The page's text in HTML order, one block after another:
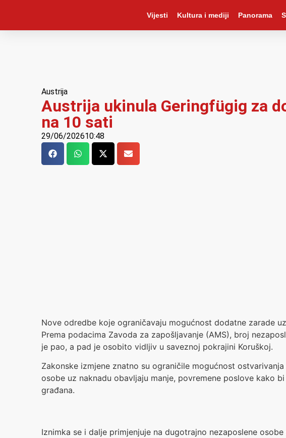
Vijesti Kultura i mediji Panorama
Austrija
Austrija ukinula Geringfügig za
na 10 sati
29/06/202610:48
Nove odredbe koje ograničavaju mogućnost dodatne zarade
Prema podacima Zavoda za zapošljavanje (AMS), broj
je pao, a pad je osobito vidljiv u saveznoj pokrajini Koruškoj.
Zakonske izmjene znatno su ograničile mogućnost
osobe uz naknadu obavljaju manje, povremene poslove kako
građana.
Iznimka se i dalje primjenjuje na dugotrajno nezaposlene